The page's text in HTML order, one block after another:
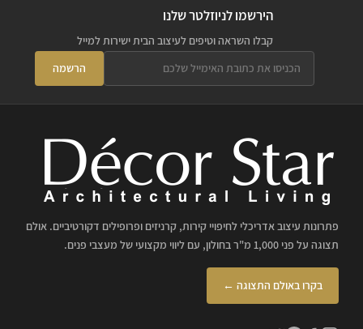
הירשמו לניוזלטר שלנו
קבלו השראה וטיפים לעיצוב הבית ישירות למייל
הרשמה
פתרונות עיצוב אדריכלי לחיפויי קירות, קרניזים ופרופילים דקורטיביים. אולם
תצוגה על פני 1,000 מ"ר בחולון, עם ליווי מקצועי של מעצבי פנים.
בקרו באולם התצוגה ←